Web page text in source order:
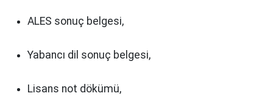
ALES sonuç belgesi,
Yabancı dil sonuç belgesi,
Lisans not dökümü,